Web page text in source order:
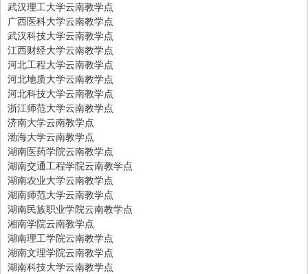
武汉理工大学云南教学点
广西医科大学云南教学点
武汉科技大学云南教学点
江西财经大学云南教学点
河北工程大学云南教学点
河北地质大学云南教学点
河北科技大学云南教学点
浙江师范大学云南教学点
济南大学云南教学点
渤海大学云南教学点
湖南医药学院云南教学点
湖南交通工程学院云南教学点
湖南农业大学云南教学点
湖南师范大学云南教学点
湖南民族职业学院云南教学点
湘南学院云南教学点
湖南理工学院云南教学点
湖南文理学院云南教学点
湖南科技大学云南教学点